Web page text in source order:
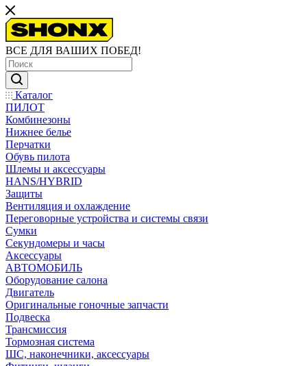
ВСЕ ДЛЯ ВАШИХ ПОБЕД!
Каталог
ПИЛОТ
Комбинезоны
Нижнее белье
Перчатки
Обувь пилота
Шлемы и аксессуары
HANS/HYBRID
Защиты
Вентиляция и охлаждение
Переговорные устройства и системы связи
Сумки
Секундомеры и часы
Аксессуары
АВТОМОБИЛЬ
Оборудование салона
Двигатель
Оригинальные гоночные запчасти
Подвеска
Трансмиссия
Тормозная система
ШС, наконечники, аксессуары